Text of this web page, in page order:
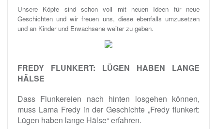
Unsere Köpfe sind schon voll mit neuen Ideen für neue
Geschichten und wir freuen uns, diese ebenfalls umzusetzen
und an Kinder und Erwachsene weiter zu geben.
FREDY FLUNKERT: LÜGEN HABEN LANGE
HÄLSE
Dass Flunkereien nach hinten losgehen können,
muss Lama Fredy in der Geschichte „Fredy flunkert:
Lügen haben lange Hälse“ erfahren.